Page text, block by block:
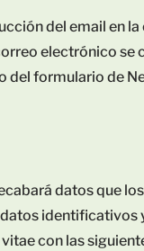
del email en
electrónico
del formulario de
datos que
con las